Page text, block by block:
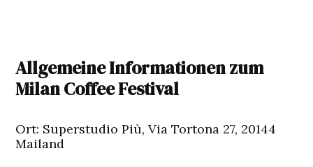
Allgemeine Informationen zum
Milan Coffee Festival
Ort: Superstudio Più, Via Tortona 27, 20144
Mailand